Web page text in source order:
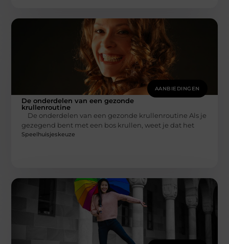
AANBIEDINGEN
De onderdelen van een gezonde
krullenroutine
De onderdelen van een gezonde krullenroutine Als je
gezegend bent met een bos krullen, weet je dat het
Speelhuisjeskeuze